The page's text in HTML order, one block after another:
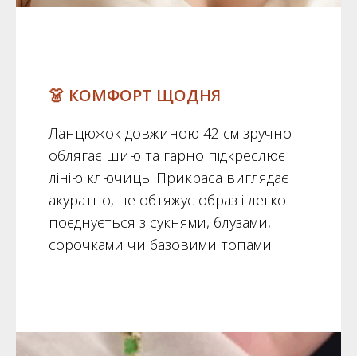
👗 КОМФОРТ ЩОДНЯ
Ланцюжок довжиною 42 см зручно
облягає шию та гарно підкреслює
лінію ключиць. Прикраса виглядає
акуратно, не обтяжує образ і легко
поєднується з сукнями, блузами,
сорочками чи базовими топами